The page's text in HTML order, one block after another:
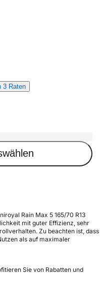
3 Raten
Rain Max 5 165/70 R13
mit guter Effizienz, sehr
Zu beachten ist, dass
als auf maximaler
Sie von Rabatten und